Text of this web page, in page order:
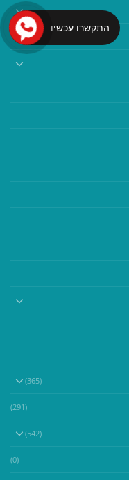
(365)
(291)
(542)
(0)
התקשרו עכשיו